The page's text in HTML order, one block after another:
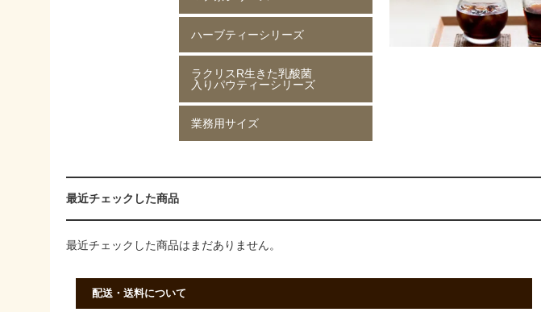
ローストマテ茶 80g
ローストマテ茶 250g
コーヒー風味マテ茶 80g
コーヒー風味マテ茶 250g
ミントマテ茶 80g
ミントマテ茶 250g
オレンジマテ茶 80g
レモンマテ茶 80g
ハーブティーシリーズ
ジャスミン茶 80g
ジャスミン茶 250g
ルイボスティー 50g
ルイボスティー 250g
ラクリスR生きた乳酸菌
入りパウティーシリーズ
ラクリスR生きた乳酸菌入り
緑茶 40g
ラクリスR生きた乳酸菌入り
黒烏龍茶 40g
ラクリスR生きた乳酸菌入り
ジャスミン茶 40g
ラクリスR生きた乳酸菌入り
ルイボスティー 40g
業務用サイズ
黒ウーロン茶 1kg
最近チェックした商品
最近チェックした商品はまだありません。
配送・送料について